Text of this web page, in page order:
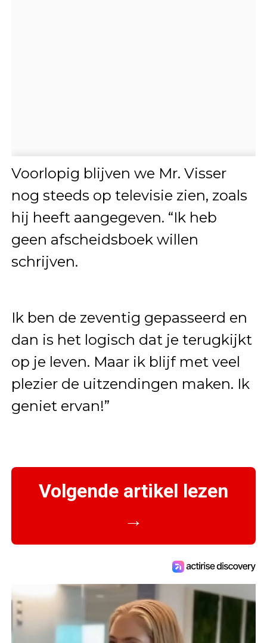
Voorlopig blijven we Mr. Visser
nog steeds op televisie zien, zoals
hij heeft aangegeven. “Ik heb
geen afscheidsboek willen
schrijven.
Ik ben de zeventig gepasseerd en
dan is het logisch dat je terugkijkt
op je leven. Maar ik blijf met veel
plezier de uitzendingen maken. Ik
geniet ervan!”
Volgende artikel lezen
→